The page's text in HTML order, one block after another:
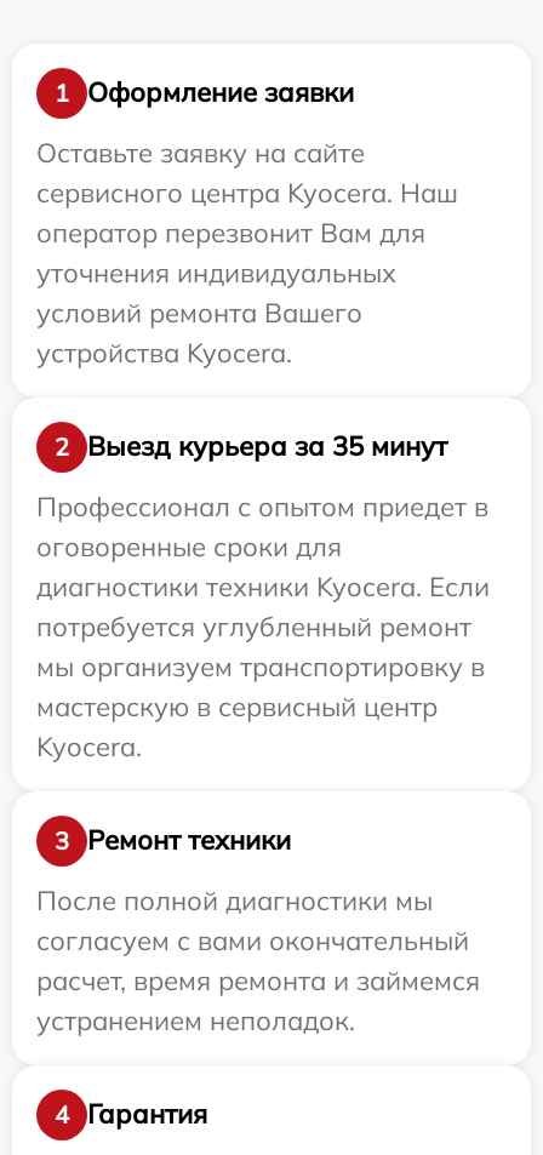
1
Оформление заявки
Оставьте заявку на сайте
сервисного центра Kyocera. Наш
оператор перезвонит Вам для
уточнения индивидуальных
условий ремонта Вашего
устройства Kyocera.
2
Выезд курьера за 35 минут
Профессионал с опытом приедет в
оговоренные сроки для
диагностики техники Kyocera. Если
потребуется углубленный ремонт
мы организуем транспортировку в
мастерскую в сервисный центр
Kyocera.
3
Ремонт техники
После полной диагностики мы
согласуем с вами окончательный
расчет, время ремонта и займемся
устранением неполадок.
4
Гарантия